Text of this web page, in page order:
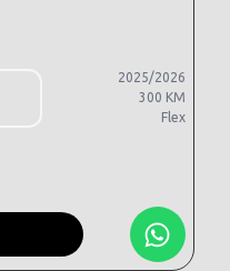
2025/2026
300 KM
Flex